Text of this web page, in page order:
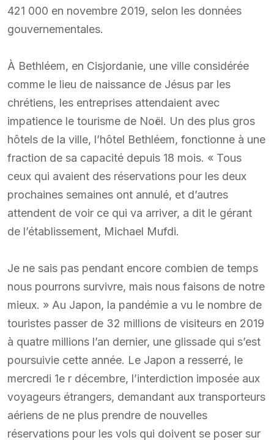
421 000 en novembre 2019, selon les données
gouvernementales.
À Bethléem, en Cisjordanie, une ville considérée
comme le lieu de naissance de Jésus par les
chrétiens, les entreprises attendaient avec
impatience le tourisme de Noël. Un des plus gros
hôtels de la ville, l’hôtel Bethléem, fonctionne à une
fraction de sa capacité depuis 18 mois. « Tous
ceux qui avaient des réservations pour les deux
prochaines semaines ont annulé, et d’autres
attendent de voir ce qui va arriver, a dit le gérant
de l’établissement, Michael Mufdi.
Je ne sais pas pendant encore combien de temps
nous pourrons survivre, mais nous faisons de notre
mieux. » Au Japon, la pandémie a vu le nombre de
touristes passer de 32 millions de visiteurs en 2019
à quatre millions l’an dernier, une glissade qui s’est
poursuivie cette année. Le Japon a resserré, le
mercredi 1e r décembre, l’interdiction imposée aux
voyageurs étrangers, demandant aux transporteurs
aériens de ne plus prendre de nouvelles
réservations pour les vols qui doivent se poser sur